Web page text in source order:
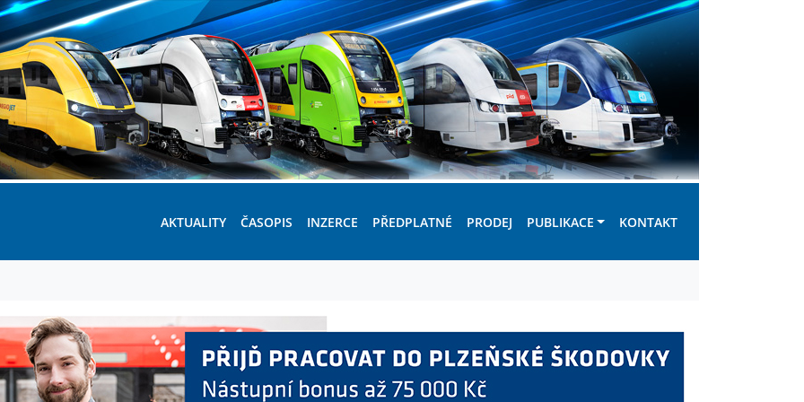
AKTUALITY ČASOPIS INZERCE PŘEDPLATNÉ PRODEJ PUBLIKACE KONTAKT